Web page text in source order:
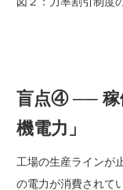
盲点④ ── 稼
機電力」
工場の生産ラインが
の電力が消費されて